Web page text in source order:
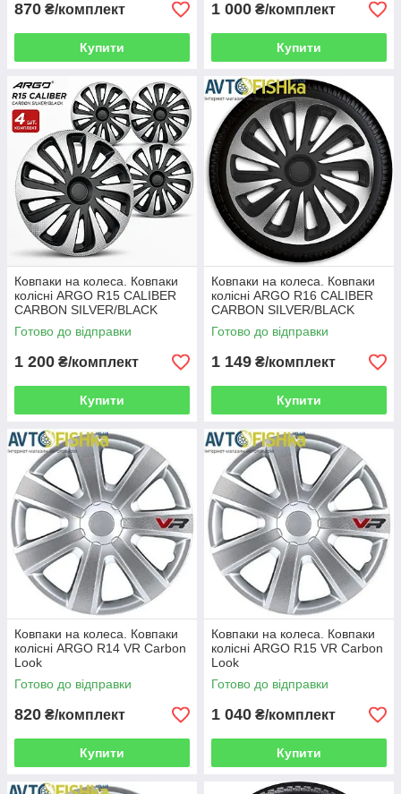
870 ₴/комплект
Купити
1 000 ₴/комплект
Купити
Ковпаки на колеса. Ковпаки
колісні ARGO R15 CALIBER
CARBON SILVER/BLACK
Готово до відправки
1 200 ₴/комплект
Купити
Ковпаки на колеса. Ковпаки
колісні ARGO R16 CALIBER
CARBON SILVER/BLACK
Готово до відправки
1 149 ₴/комплект
Купити
Ковпаки на колеса. Ковпаки
колісні ARGO R14 VR Carbon
Look
Готово до відправки
820 ₴/комплект
Купити
Ковпаки на колеса. Ковпаки
колісні ARGO R15 VR Carbon
Look
Готово до відправки
1 040 ₴/комплект
Купити